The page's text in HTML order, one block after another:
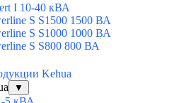
I 10-40 кВА
S S1500 1500 ВА
S S1000 1000 ВА
S S800 800 ВА
Kehua
▼